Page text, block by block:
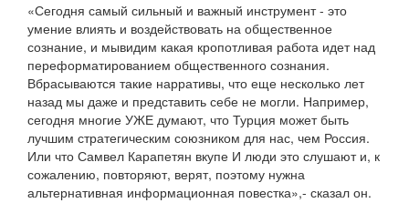
«Сегодня самый сильный и важный инструмент - это
умение влиять и воздействовать на общественное
сознание, и мывидим какая кропотливая работа идет над
переформатированием общественного сознания.
Вбрасываются такие нарративы, что еще несколько лет
назад мы даже и представить себе не могли. Например,
сегодня многие УЖЕ думают, что Турция может быть
лучшим стратегическим союзником для нас, чем Россия.
Или что Самвел Карапетян вкупе И люди это слушают и, к
сожалению, повторяют, верят, поэтому нужна
альтернативная информационная повестка»,- сказал он.